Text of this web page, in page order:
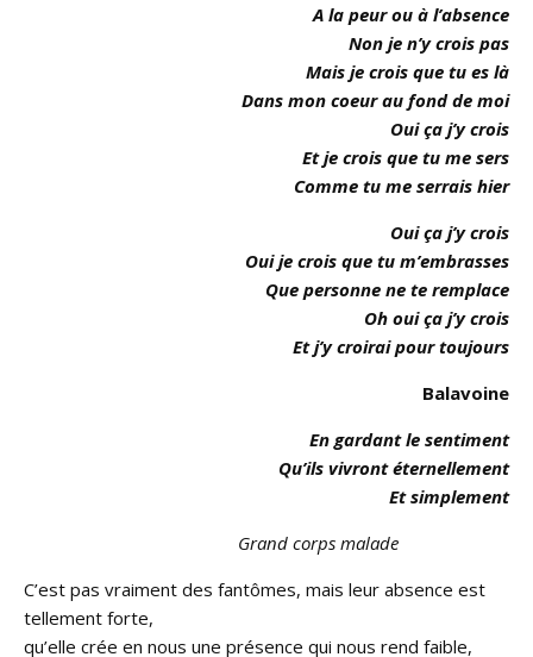
A la peur ou à l’absence
Non je n’y crois pas
Mais je crois que tu es là
Dans mon coeur au fond de moi
Oui ça j’y crois
Et je crois que tu me sers
Comme tu me serrais hier
Oui ça j’y crois
Oui je crois que tu m’embrasses
Que personne ne te remplace
Oh oui ça j’y crois
Et j’y croirai pour toujours
Balavoine
En gardant le sentiment
Qu’ils vivront éternellement
Et simplement
Grand corps malade
C’est pas vraiment des fantômes, mais leur absence est
tellement forte,
qu’elle crée en nous une présence qui nous rend faible,